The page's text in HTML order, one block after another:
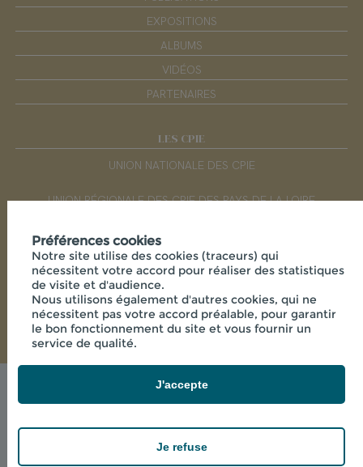
EXPOSITIONS
ALBUMS
VIDÉOS
PARTENAIRES
LES CPIE
UNION NATIONALE DES CPIE
UNION RÉGIONALE DES CPIE DES PAYS DE LA LOIRE
RÉSEAUX SOCIAUX
© 2026 - CPIE SÈVRE ET BOCAGE - MAISON DE LA
powered by PR-Rooms
Préférences cookies
Notre site utilise des cookies (traceurs) qui
nécessitent votre accord pour réaliser des statistiques
de visite et d'audience.
Nous utilisons également d'autres cookies, qui ne
nécessitent pas votre accord préalable, pour garantir
le bon fonctionnement du site et vous fournir un
service de qualité.
Je refuse
J'accepte